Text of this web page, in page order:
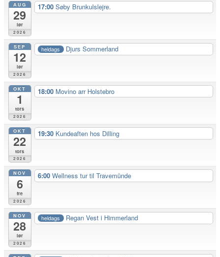
AUG
29
lør
2026
17:00 Søby Brunkulslejre.
SEP
12
lør
2026
heldags Djurs Sommerland
OKT
1
tors
2026
18:00 Movino arr Holstebro
OKT
22
tors
2026
19:30 Kundeaften hos Dilling
NOV
6
fre
2026
6:00 Wellness tur til Travemūnde
NOV
28
lør
2026
heldags Regan Vest i Himmerland